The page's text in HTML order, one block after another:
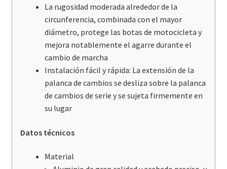
La rugosidad moderada alrededor de la
circunferencia, combinada con el mayor
diámetro, protege las botas de motocicleta y
mejora notablemente el agarre durante el
cambio de marcha
Instalación fácil y rápida: La extensión de la
palanca de cambios se desliza sobre la palanca
de cambios de serie y se sujeta firmemente en
su lugar
Datos técnicos
Material